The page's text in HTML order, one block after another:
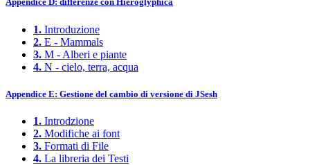
1. Introduzione
2. E - Mammals
3. M - Alberi e piante
4. N - cielo, terra, acqua
Appendice E: Gestione del cambio di versione di JSesh
1. Introdzione
2. Modifiche ai font
3. Formati di File
4. La libreria dei Testi